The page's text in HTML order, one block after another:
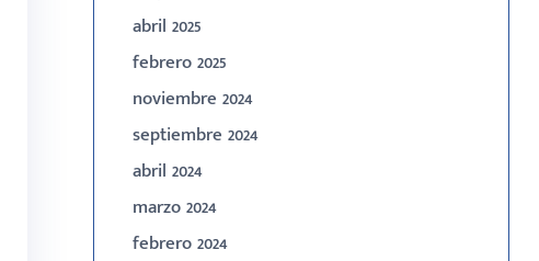
abril 2025
febrero 2025
noviembre 2024
septiembre 2024
abril 2024
marzo 2024
febrero 2024